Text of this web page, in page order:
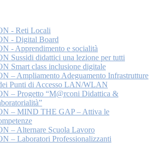
- Reti Locali
- Digital Board
- Apprendimento e socialità
Sussidi didattici una lezione per tutti
Smart class inclusione digitale
– Ampliamento Adeguamento Infrastrutture
Punti di Accesso LAN/WLAN
– Progetto “M@rconi Didattica &
– MIND THE GAP – Attiva le
– Alternare Scuola Lavoro
– Laboratori Professionalizzanti